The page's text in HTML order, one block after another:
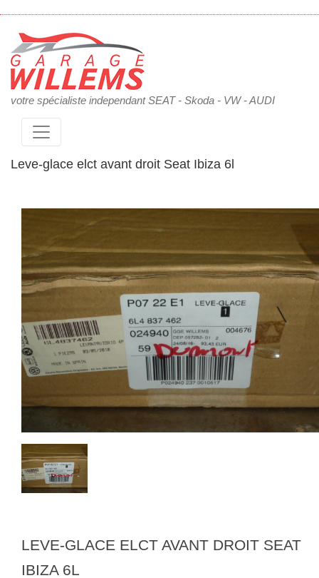
votre spécialiste independant SEAT - Skoda - VW - AUDI
Leve-glace elct avant droit Seat Ibiza 6l
LEVE-GLACE ELCT AVANT DROIT SEAT
IBIZA 6L